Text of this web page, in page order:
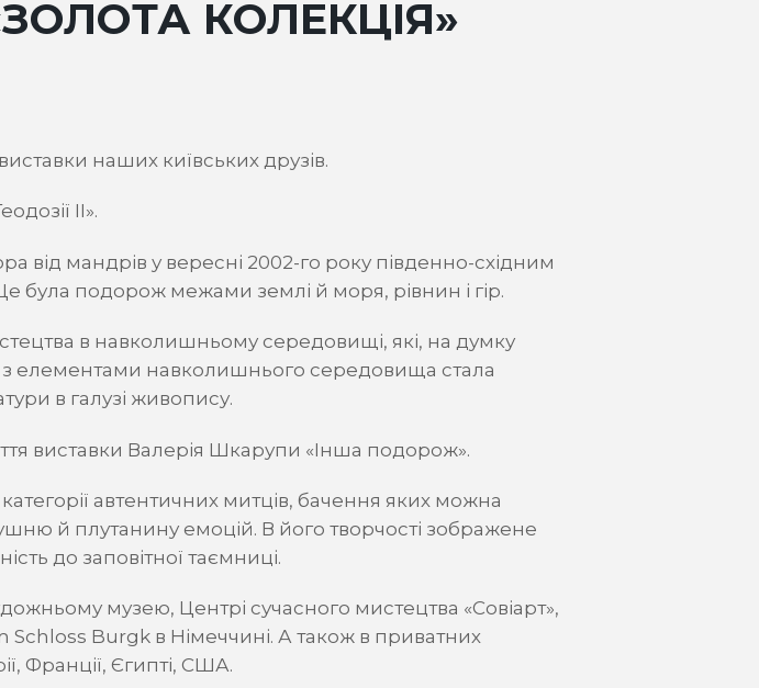
КОЛЕКЦІЯ»
наших київських друзів.
II».
від мандрів у вересні 2002-го року південно-східним
була подорож межами землі й моря, рівнин і гір.
в навколишньому середовищі, які, на думку
з елементами навколишнього середовища стала
в галузі живопису.
виставки Валерія Шкарупи «Інша подорож».
автентичних митців, бачення яких можна
й плутанину емоцій. В його творчості зображене
до заповітної таємниці.
музею, Центрі сучасного мистецтва «Совіарт»,
Burgk в Німеччині. А також в приватних
Франції, Єгипті, США.